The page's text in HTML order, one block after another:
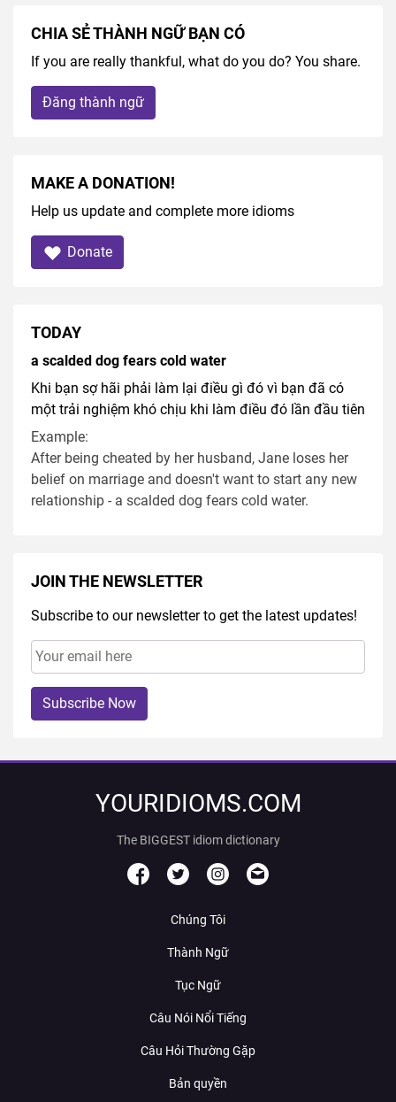
CHIA SẺ THÀNH NGỮ BẠN CÓ
If you are really thankful, what do you do? You share.
Đăng thành ngữ
MAKE A DONATION!
Help us update and complete more idioms
Donate
TODAY
a scalded dog fears cold water
Khi bạn sợ hãi phải làm lại điều gì đó vì bạn đã có
một trải nghiệm khó chịu khi làm điều đó lần đầu tiên
Example:
After being cheated by her husband, Jane loses her
belief on marriage and doesn't want to start any new
relationship - a scalded dog fears cold water.
JOIN THE NEWSLETTER
Subscribe to our newsletter to get the latest updates!
Subscribe Now
YOURIDIOMS.COM
The BIGGEST idiom dictionary
Chúng Tôi
Thành Ngữ
Tục Ngữ
Câu Nói Nổi Tiếng
Câu Hỏi Thường Gặp
Bản quyền